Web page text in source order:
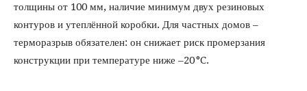
толщины от 100 мм, наличие минимум двух резиновых
контуров и утеплённой коробки. Для частных домов –
терморазрыв обязателен: он снижает риск промерзания
конструкции при температуре ниже –20 °C.